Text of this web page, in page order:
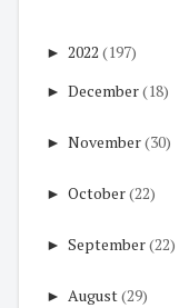
► 2022 (197)
► December(18)
► November(30)
► October(22)
► September(22)
► August(29)